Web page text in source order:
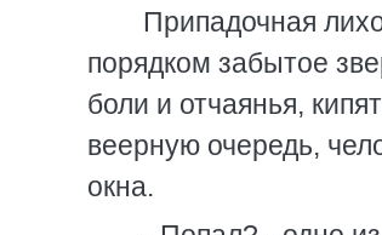
Припадочная
порядком забытое
боли и отчаянья,
веерную очередь,
окна.